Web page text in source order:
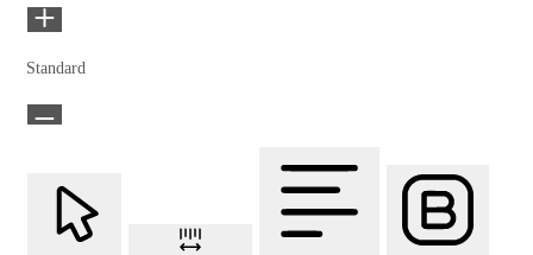
Standard